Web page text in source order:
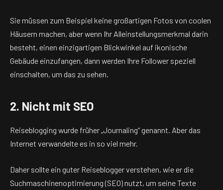
Sie müssen zum Beispiel keine großartigen Fotos von coolen
Häusern machen, aber wenn Ihr Alleinstellungsmerkmal darin
besteht, einen einzigartigen Blickwinkel auf ikonische
Gebäude einzufangen, dann werden Ihre Follower speziell
einschalten, um das zu sehen.
2. Nicht mit SEO
Reiseblogging wurde früher „Journaling“ genannt. Aber das
Internet verwandelte es in so viel mehr.
Daher sollte ein guter Reiseblogger verstehen, wie er die
Suchmaschinenoptimierung (SEO) nutzt, um seine Texte